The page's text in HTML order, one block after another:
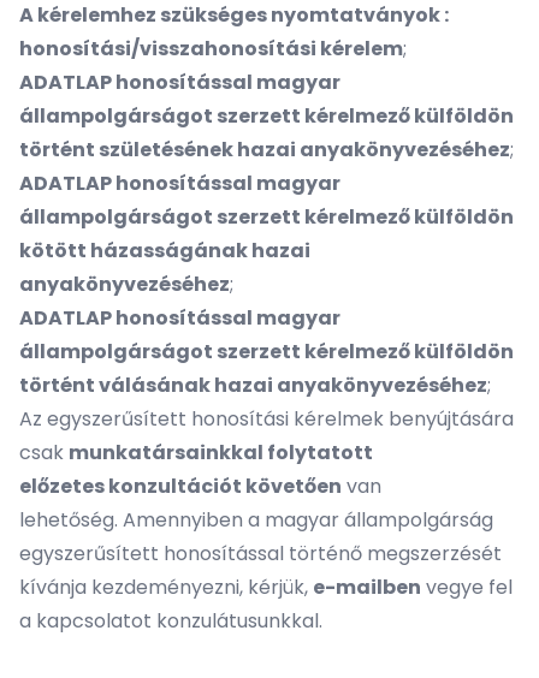
A kérelemhez szükséges nyomtatványok :
honosítási/visszahonosítási kérelem;
ADATLAP honosítással magyar
állampolgárságot szerzett kérelmező külföldön
történt születésének hazai anyakönyvezéséhez;
ADATLAP honosítással magyar
állampolgárságot szerzett kérelmező külföldön
kötött házasságának hazai
anyakönyvezéséhez;
ADATLAP honosítással magyar
állampolgárságot szerzett kérelmező külföldön
történt válásának hazai anyakönyvezéséhez;
Az egyszerűsített honosítási kérelmek benyújtására
csak munkatársainkkal folytatott
előzetes konzultációt követően van
lehetőség. Amennyiben a magyar állampolgárság
egyszerűsített honosítással történő megszerzését
kívánja kezdeményezni, kérjük, e-mailben vegye fel
a kapcsolatot konzulátusunkkal.